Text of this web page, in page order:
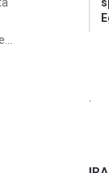
.